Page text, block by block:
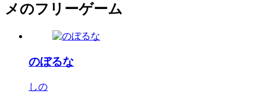
メのフリーゲーム
のぼるな
しの